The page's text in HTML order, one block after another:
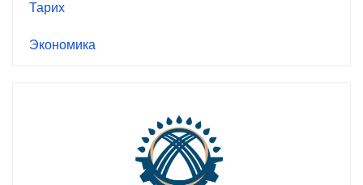
Тарих
Экономика